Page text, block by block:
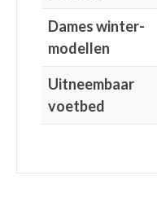
Dames winter-
modellen
Uitneembaar
voetbed